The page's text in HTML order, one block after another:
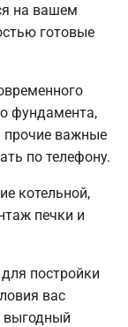
на вашем
готовые
фундамента,
прочие важные
по телефону.
котельной,
печки и
постройки
вас
выгодный